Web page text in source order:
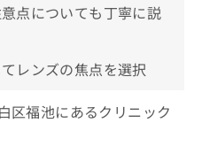
点についても丁寧に説
レンズの焦点を選択
区福池にあるクリニック